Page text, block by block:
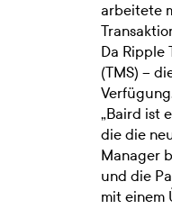
arbeitete
Da Ripple
(TMS) –
„Baird ist
die die
Manager
und die
mit einem